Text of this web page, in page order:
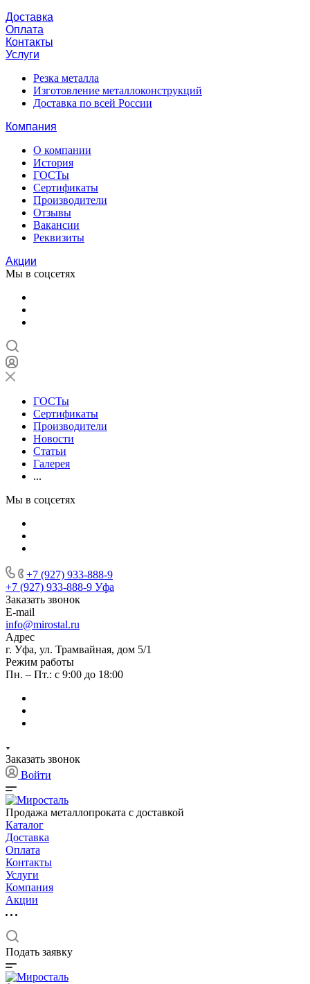
Доставка
Оплата
Контакты
Услуги
Резка металла
Изготовление металлоконструкций
Доставка по всей России
Компания
О компании
История
ГОСТы
Сертификаты
Производители
Отзывы
Вакансии
Реквизиты
Акции
Мы в соцсетях
ГОСТы
Сертификаты
Производители
Новости
Статьи
Галерея
...
Мы в соцсетях
+7 (927) 933-888-9
+7 (927) 933-888-9 Уфа
Заказать звонок
E-mail
info@mirostal.ru
Адрес
г. Уфа, ул. Трамвайная, дом 5/1
Режим работы
Пн. – Пт.: с 9:00 до 18:00
Заказать звонок
Войти
Продажа металлопроката с доставкой
Каталог
Доставка
Оплата
Контакты
Услуги
Компания
Акции
Подать заявку